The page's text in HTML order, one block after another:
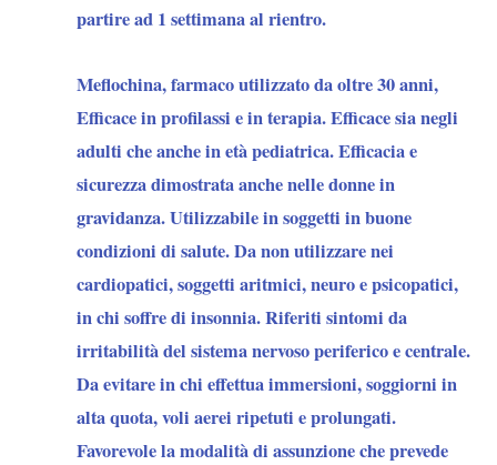
partire ad 1 settimana al rientro.
Meflochina, farmaco utilizzato da oltre 30 anni,
Efficace in profilassi e in terapia. Efficace sia negli
adulti che anche in età pediatrica. Efficacia e
sicurezza dimostrata anche nelle donne in
gravidanza. Utilizzabile in soggetti in buone
condizioni di salute. Danon utilizzarenei
cardiopatici, soggetti aritmici, neuro e psicopatici,
in chi soffre di insonnia. Riferiti sintomi da
irritabilità del sistema nervoso periferico e centrale.
Da evitare in chi effettua immersioni, soggiorni in
alta quota, voli aerei ripetuti e prolungati.
Favorevole la modalità di assunzione che prevede